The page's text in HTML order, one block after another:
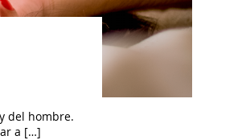
del hombre.
a […]